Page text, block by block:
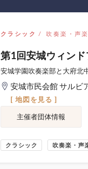
クラシック 吹奏楽・声
第1回安城ウィン
安城学園吹奏楽部と大府北
安城市民会館 サルビ
[ 地図を見る ]
主催者団体情報
クラシック 吹奏楽・声